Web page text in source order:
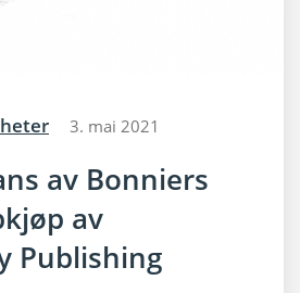
3. mai 2021
av Bonniers
av
Publishing